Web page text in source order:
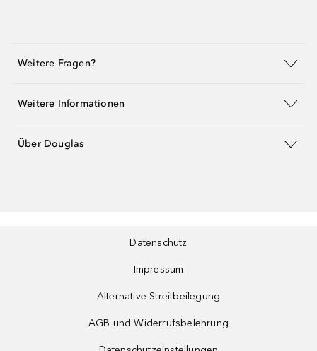
Weitere Fragen?
Weitere Informationen
Über Douglas
Datenschutz
Impressum
Alternative Streitbeilegung
AGB und Widerrufsbelehrung